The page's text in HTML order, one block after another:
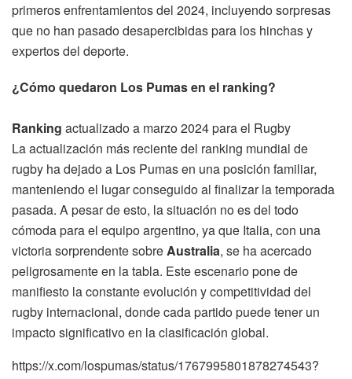
primeros enfrentamientos del 2024, incluyendo sorpresas
que no han pasado desapercibidas para los hinchas y
expertos del deporte.
¿Cómo quedaron Los Pumas en el ranking?
Ranking actualizado a marzo 2024 para el Rugby
La actualización más reciente del ranking mundial de
rugby ha dejado a Los Pumas en una posición familiar,
manteniendo el lugar conseguido al finalizar la temporada
pasada. A pesar de esto, la situación no es del todo
cómoda para el equipo argentino, ya que Italia, con una
victoria sorprendente sobreAustralia, se ha acercado
peligrosamente en la tabla. Este escenario pone de
manifiesto la constante evolución y competitividad del
rugby internacional, donde cada partido puede tener un
impacto significativo en la clasificación global.
https://x.com/lospumas/status/1767995801878274543?